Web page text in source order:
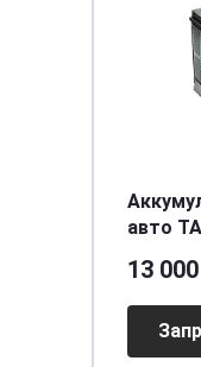
авто
13